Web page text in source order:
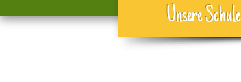
Unsere Schule